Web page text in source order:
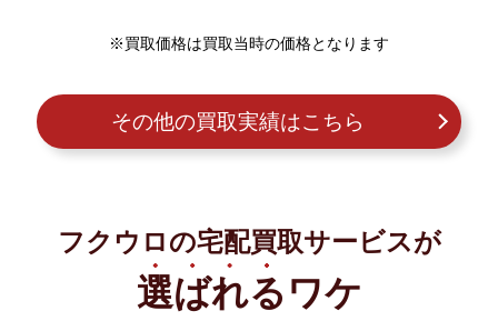
※買取価格は買取当時の価格となります
その他の買取実績はこちら
フクウロの宅配買取サービスが
選ばれる ワケ